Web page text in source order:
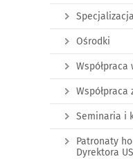
Ośrodki
Współpraca
Współpraca
Seminaria i
Patronaty
Dyrektora US